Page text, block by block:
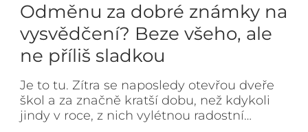
Odměnu za dobré známky na
vysvědčení? Beze všeho, ale
ne příliš sladkou
Je to tu. Zítra se naposledy otevřou dveře
škol a za značně kratší dobu, než kdykoli
jindy v roce, z nich vylétnou radostní…